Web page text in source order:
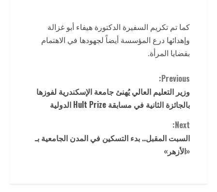
كما تم تكريم السفيرة الدكتورة هيفاء أبو غزالة
وإهدائها درع المؤسسة أيضاً لجهودها في الاهتمام
بقضايا المرأة.
C
o
n
t
Previous:
وزير التعليم العالي يُهنئ جامعة الإسكندرية لفوزها
بالجائزة الثانية في مسابقة Hult Prize الدولية
Next:
السبت المقبل.. بدء التسكين في المدن الجامعية بـ
«الأزهر»